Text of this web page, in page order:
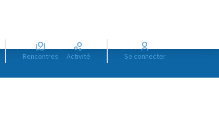
Rencontres Activité Se connecter